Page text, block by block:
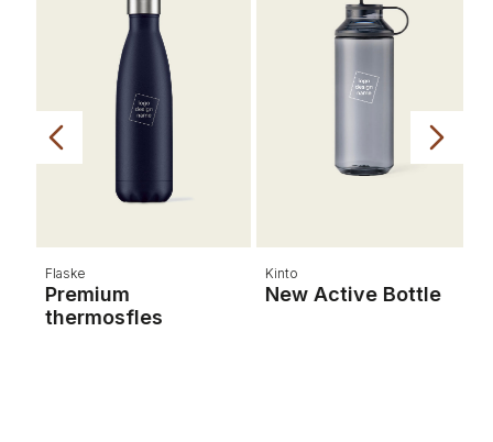
Flaske
Premium
thermosfles
Kinto
New Active Bottle